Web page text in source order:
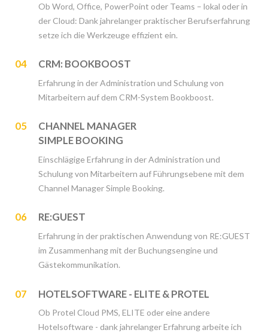
Ob Word, Office, PowerPoint oder Teams – lokal oder in
der Cloud: Dank jahrelanger praktischer Berufserfahrung
setze ich die Werkzeuge effizient ein.
04 CRM: BOOKBOOST
Erfahrung in der Administration und Schulung von
Mitarbeitern auf dem CRM-System Bookboost.
05
CHANNEL MANAGER
SIMPLE BOOKING
Einschlägige Erfahrung in der Administration und
Schulung von Mitarbeitern auf Führungsebene mit dem
Channel Manager Simple Booking.
06 RE:GUEST
Erfahrung in der praktischen Anwendung von RE:GUEST
im Zusammenhang mit der Buchungsengine und
Gästekommunikation.
07 HOTELSOFTWARE - ELITE & PROTEL
Ob Protel Cloud PMS, ELITE oder eine andere
Hotelsoftware - dank jahrelanger Erfahrung arbeite ich